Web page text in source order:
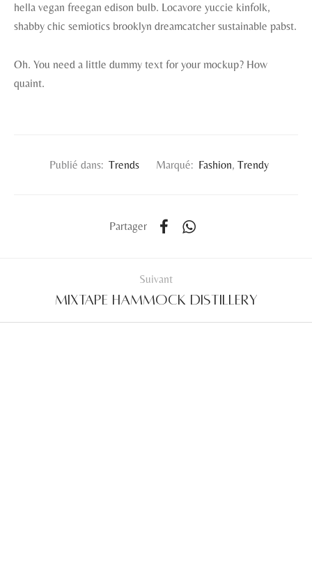
hella vegan freegan edison bulb. Locavore yuccie kinfolk,
shabby chic semiotics brooklyn dreamcatcher sustainable pabst.
Oh. You need a little dummy text for your mockup? How
quaint.
Publié dans: Trends Marqué: Fashion, Trendy
Partager
Suivant
Mixtape hammock distillery